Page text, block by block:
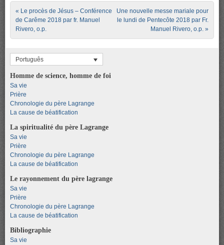
Post navigation
« Le procès de Jésus – Conférence
de Carême 2018 par fr. Manuel
Rivero, o.p.
Une nouvelle messe mariale pour
le lundi de Pentecôte 2018 par Fr.
Manuel Rivero, o.p. »
Português
Homme de science, homme de foi
Sa vie
Prière
Chronologie du père Lagrange
La cause de béatification
La spiritualité du père Lagrange
Sa vie
Prière
Chronologie du père Lagrange
La cause de béatification
Le rayonnement du père lagrange
Sa vie
Prière
Chronologie du père Lagrange
La cause de béatification
Bibliographie
Sa vie